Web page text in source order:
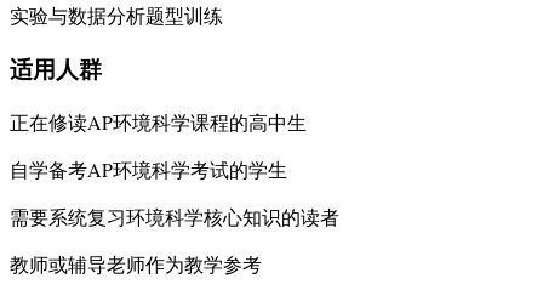
实验与数据分析题型训练
适用人群
正在修读AP环境科学课程的高中生
自学备考AP环境科学考试的学生
需要系统复习环境科学核心知识的读者
教师或辅导老师作为教学参考